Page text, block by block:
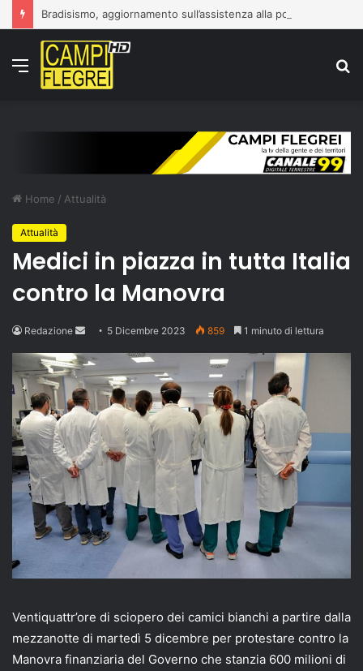
Menu
Home / Attualità
Attualità
Medici in piazza in tutta Italia
contro la Manovra
Redazione
Send
email
5 Dicembre 2023 859 1 minuto di lettura
Ventiquattr’ore di sciopero dei camici bianchi a partire dalla
mezzanotte di martedì 5 dicembre per protestare contro la
Manovra finanziaria del Governo che stanzia 600 milioni di